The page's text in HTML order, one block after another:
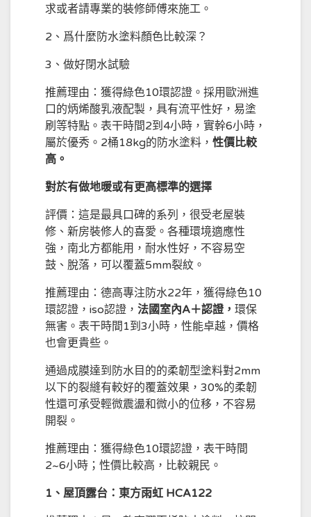
求或者請專業的裝修師傅來施工。
2、爲什麼防水塗料顏色比較深？
3、做好閉水試驗
推薦理由：獲得綠色10環認證。採用歐洲進
口的炳烯酸乳液配製，具有流平性好，易塗
刷等特點。表干時間2到4小時，實幹6小時，
屬於優秀。2桶18kg的防水塗料， 性價比較
高。
對於有做地暖或有更高標準的選擇
評價：這是最具口碑的系列，很受老屋裝
修、新房裝修人的喜愛。各種環境適應性
強，南北方都能用，耐水性好，不容易空
鼓、脫落，可以覆蓋5mm裂紋。
推薦理由：德高專注防水22年，獲得綠色10
環認證，iso認證， 法國室內A＋認證， 環保
無害。表干時間1到3小時，性能卓越，價格
也會更貴些。
通過成膜達到防水目的的柔韌型塗料對2mm
以下的裂縫有較好的覆蓋效果，30%的柔韌
性還可承受輕微震盪和微小的位移，不容易
開裂。
推薦理由：獲得綠色10環認證，表干時間
2~6小時；性價比較高，比較親民。
1、屋頂露台：東方雨虹 HCA122